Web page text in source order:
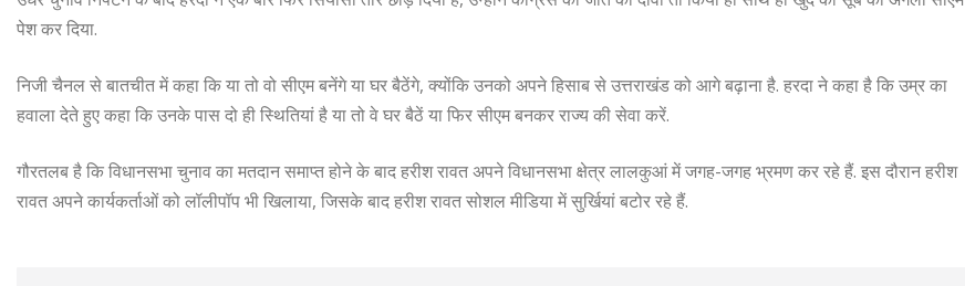
पेश कर दिया.
निजी चैनल से बातचीत में कहा कि या तो वो सीएम बनेंगे या घर बैठेंगे, क्योंकि उनको अपने हिसाब से उत्तराखंड को आगे बढ़ाना है. हरदा ने कहा है कि उम्र का
हवाला देते हुए कहा कि उनके पास दो ही स्थितियां है या तो वे घर बैठें या फिर सीएम बनकर राज्य की सेवा करें.
गौरतलब है कि विधानसभा चुनाव का मतदान समाप्त होने के बाद हरीश रावत अपने विधानसभा क्षेत्र लालकुआं में जगह-जगह भ्रमण कर रहे हैं. इस दौरान हरीश
रावत अपने कार्यकर्ताओं को लॉलीपॉप भी खिलाया, जिसके बाद हरीश रावत सोशल मीडिया में सुर्खियां बटोर रहे हैं.